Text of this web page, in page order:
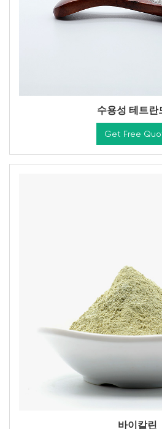
수용성 테트란
Get Free
바이칼린